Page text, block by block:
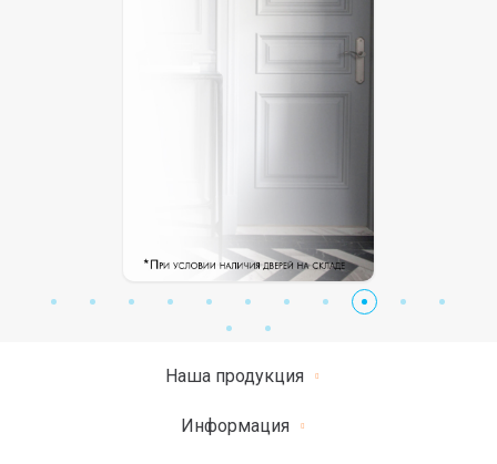
Наша продукция
Информация